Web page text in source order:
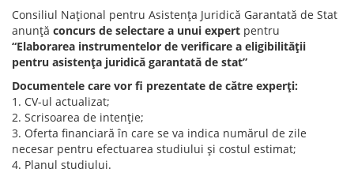
Consiliul Naţional pentru Asistenţa Juridică Garantată de Stat
anunţă concurs de selectare a unui expert pentru
“Elaborarea instrumentelor de verificare a eligibilităţii
pentru asistenţa juridică garantată de stat”
Documentele care vor fi prezentate de către experţi:
1. CV-ul actualizat;
2. Scrisoarea de intenţie;
3. Oferta financiară în care se va indica numărul de zile
necesar pentru efectuarea studiului şi costul estimat;
4. Planul studiului.